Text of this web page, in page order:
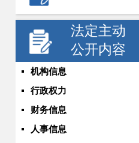
法定主动
公开内容
机构信息
行政权力
财务信息
人事信息